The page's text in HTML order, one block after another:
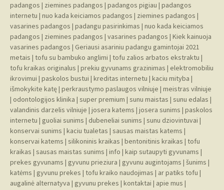
padangos | ziemines padangos | padangos pigiau | padangos
internetu | nuo kada keiciamos padangos | ziemines padangos |
vasarines padangos | padangu pasirinkimas | nuo kada keiciamos
padangos | ziemines padangos | vasarines padangos | Kiek kainuoja
vasarines padangos | Geriausi asariniu padangu gamintojai 2021
metais | tofu su bambuko anglimi | tofu zalios arbatos ekstraktu |
tofu kraikas originalus | prekiu gyvunams grazinimas | elektromobiliu
ikrovimui | paskolos bustui | kreditas internetu | kaciu mityba |
išmokykite katę| perkraustymo paslaugos vilniuje | meistras vilniuje
| odontologijos klinika | super premium | sunu maistas | sunu edalas |
valandinis darzelis vilniuje | josera katems | josera sunims | paskolos
internetu | guoliai sunims | dubeneliai sunims | sunu dziovintuvai |
konservai sunims | kaciu tualetas | sausas maistas katems |
konservai katems | silikoninis kraikas | bentonitinis kraikas | tofu
kraikas | sausas maistas sunims | info | kaip sutaupyti gyvunams |
prekes gyvunams | gyvunu prieziura | gyvunu augintojams | šunims |
katėms | gyvunu prekes | tofu kraiko naudojimas | ar patiks tofu |
augalinė alternatyva | gyvunu prekes | kontaktai | apie mus |